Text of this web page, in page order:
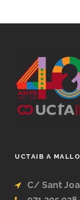
UCTAIB A
C/ Sant